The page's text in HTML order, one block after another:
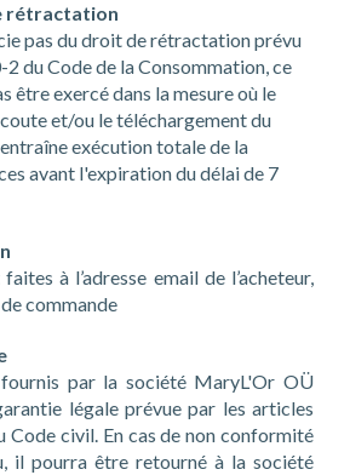
rétractation
pas du droit de rétractation prévu
du Code de la Consommation, ce
être exercé dans la mesure où le
et/ou le téléchargement du
exécution totale de la
avant l'expiration du délai de 7
à l’adresse email de l’acheteur,
commande
par la société MaryL'Or OÜ
légale prévue par les articles
Code civil. En cas de non conformité
il pourra être retourné à la société